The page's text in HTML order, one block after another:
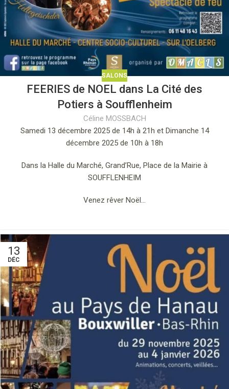
SALONS
FEERIES de NOEL dans La Cité des
Potiers à Soufflenheim
Céline MOSSBACH
Samedi 13 décembre 2025 de 14h à 21h et Dimanche 14
décembre 2025 de 10h à 18h
Dans la Halle du Marché, Grand’Rue, Place de la Mairie à
SOUFFLENHEIM
Venez rêver Noël…
13
DÉC